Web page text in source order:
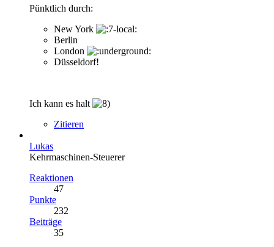
Pünktlich durch:
New York
Berlin
London
Düsseldorf!
Ich kann es halt
Zitieren
Lukas
Kehrmaschinen-Steuerer
Reaktionen
47
Punkte
232
Beiträge
35